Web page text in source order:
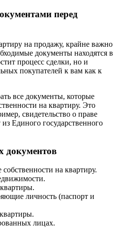
перед
на продажу, крайне важно
документы находятся в
процесс сделки, но и
покупателей к вам как к
все документы, которые
на квартиру. Это
свидетельство о праве
Единого государственного
документов
на квартиру.
личность (паспорт и
лицах.